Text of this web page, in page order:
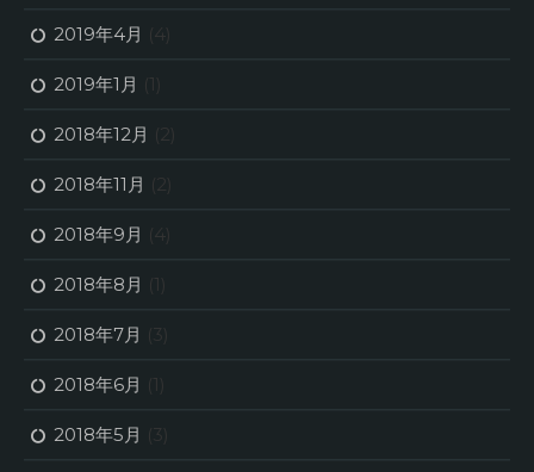
2019年4月 (4)
2019年1月 (1)
2018年12月 (2)
2018年11月 (2)
2018年9月 (4)
2018年8月 (1)
2018年7月 (3)
2018年6月 (1)
2018年5月 (3)